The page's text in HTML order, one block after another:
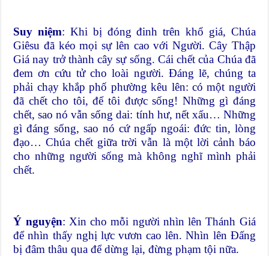
Suy niệm: Khi bị đóng đinh trên khổ giá, Chúa
Giêsu đã kéo mọi sự lên cao với Người. Cây Thập
Giá nay trở thành cây sự sống. Cái chết của Chúa đã
đem ơn cứu tử cho loài người. Đáng lẽ, chúng ta
phải chạy khắp phố phường kêu lên: có một người
đã chết cho tôi, để tôi được sống! Những gì đáng
chết, sao nó vẫn sống dai: tính hư, nết xấu… Những
gì đáng sống, sao nó cứ ngấp ngoái: đức tin, lòng
đạo… Chúa chết giữa trời vẫn là một lời cảnh báo
cho những người sống mà không nghĩ mình phải
chết.
Ý nguyện: Xin cho mỗi người nhìn lên Thánh Giá
để nhìn thấy nghị lực vươn cao lên. Nhìn lên Đấng
bị đâm thâu qua để dừng lại, đừng phạm tội nữa.